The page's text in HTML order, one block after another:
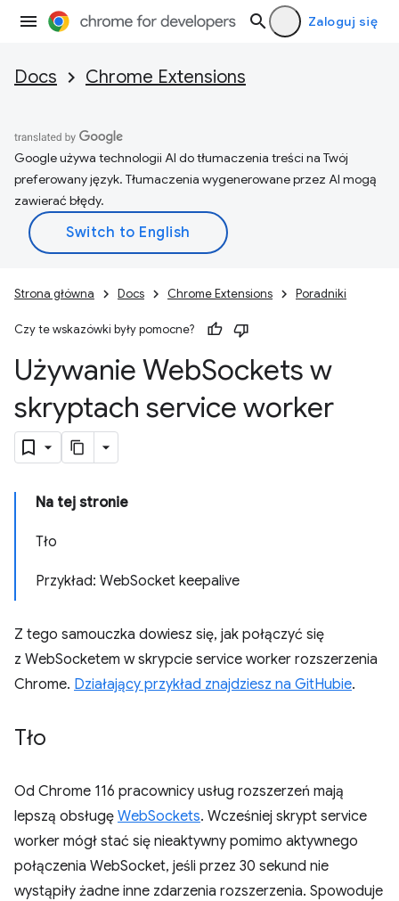
Zaloguj się
Docs Chrome Extensions
Google używa technologii AI do tłumaczenia treści na Twój
preferowany język. Tłumaczenia wygenerowane przez AI mogą
zawierać błędy.
Strona główna Docs Chrome Extensions Poradniki
Czy te wskazówki były pomocne?
Używanie WebSockets w
skryptach service worker
Na tej stronie
Tło
Przykład: WebSocket keepalive
Z tego samouczka dowiesz się, jak połączyć się
z WebSocketem w skrypcie service worker rozszerzenia
Chrome. Działający przykład znajdziesz na GitHubie.
Tło
Od Chrome 116 pracownicy usług rozszerzeń mają
lepszą obsługę WebSockets. Wcześniej skrypt service
worker mógł stać się nieaktywny pomimo aktywnego
połączenia WebSocket, jeśli przez 30 sekund nie
wystąpiły żadne inne zdarzenia rozszerzenia. Spowoduje